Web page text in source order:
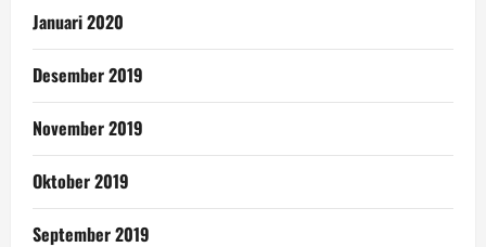
Januari 2020
Desember 2019
November 2019
Oktober 2019
September 2019